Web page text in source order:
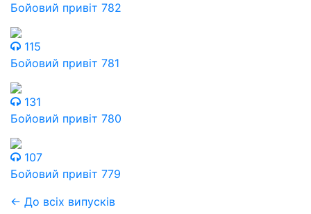
Бойовий привіт 782
115
Бойовий привіт 781
131
Бойовий привіт 780
107
Бойовий привіт 779
← До всіх випусків